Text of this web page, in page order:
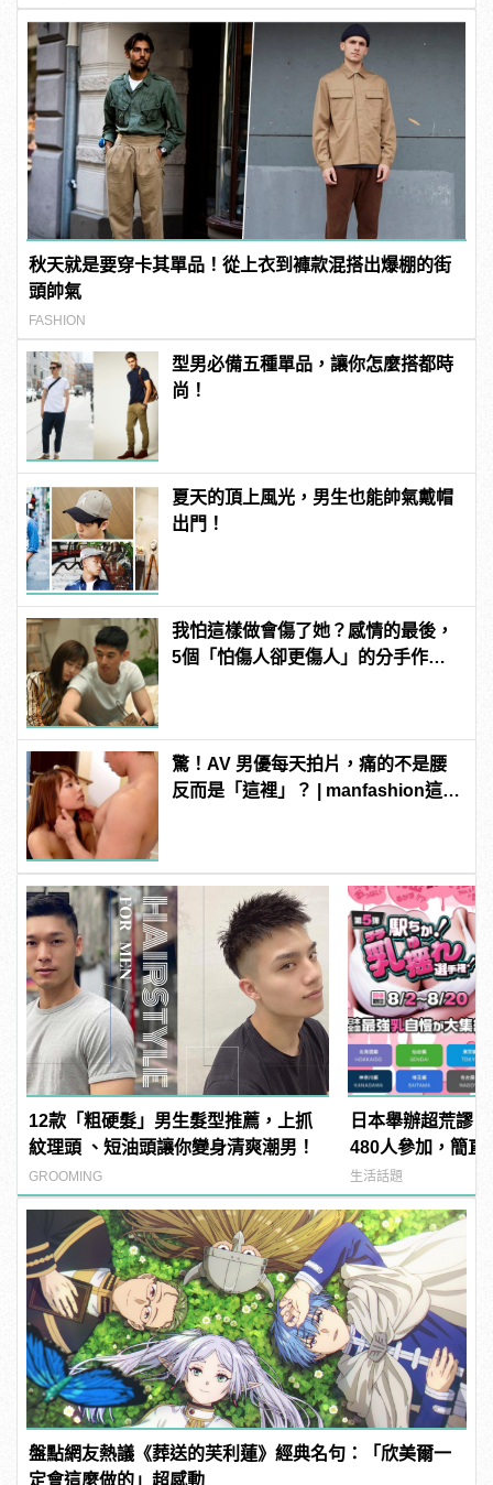
秋天就是要穿卡其單品！從上衣到褲款混搭出爆棚的街
頭帥氣
FASHION
型男必備五種單品，讓你怎麼搭都時
尚！
夏天的頂上風光，男生也能帥氣戴帽
出門！
我怕這樣做會傷了她？感情的最後，
5個「怕傷人卻更傷人」的分手作為 |
驚！AV 男優每天拍片，痛的不是腰
反而是「這裡」？ | manfashion這樣
12款「粗硬髮」男生髮型推薦，上抓
紋理頭 、短油頭讓你變身清爽潮男！
GROOMING
日本舉辦超荒謬
480人參加，簡直
manfashion這樣
生活話題
盤點網友熱議《葬送的芙利蓮》經典名句：「欣美爾一
定會這麼做的」超感動